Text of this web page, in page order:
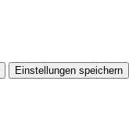
Einstellungen speichern